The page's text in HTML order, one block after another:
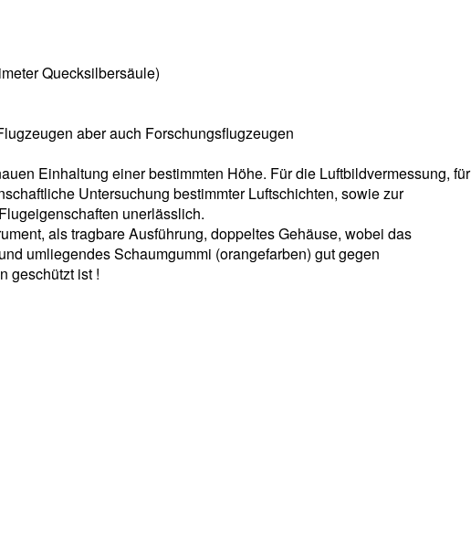
Quecksilbersäule)
aber auch Forschungsflugzeugen
Einhaltung einer bestimmten Höhe. Für die Luftbildvermessung, für
Untersuchung bestimmter Luftschichten, sowie zur
unerlässlich.
als tragbare Ausführung, doppeltes Gehäuse, wobei das
umliegendes Schaumgummi (orangefarben) gut gegen
geschützt ist !